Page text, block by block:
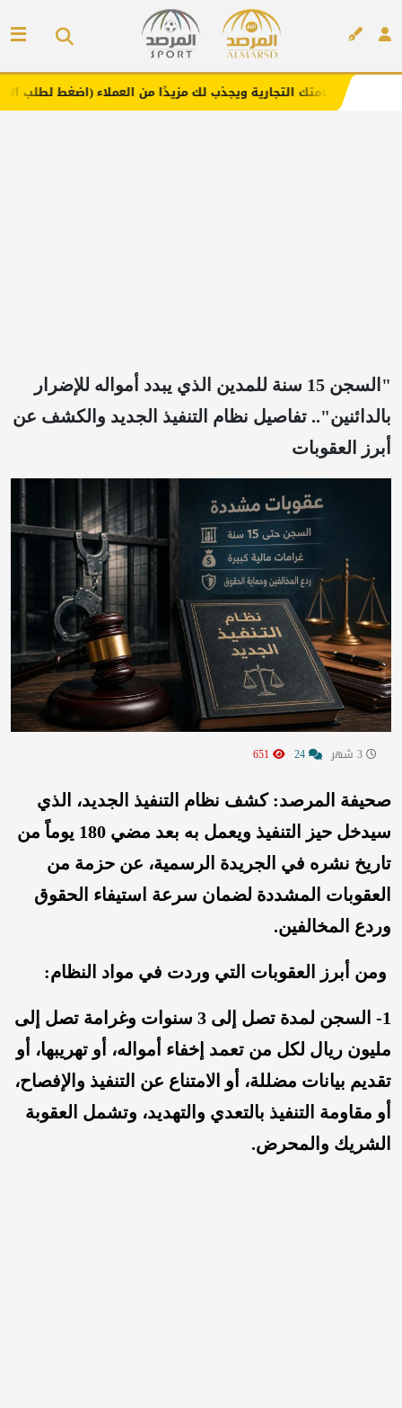
التجارية ويجذب لك مزيدًا من العملاء (اضغط لطلب الإعلان)
"السجن 15 سنة للمدين الذي يبدد أمواله للإضرار
بالدائنين".. تفاصيل نظام التنفيذ الجديد والكشف عن
أبرز العقوبات
صحيفة المرصد: كشف نظام التنفيذ الجديد، الذي
سيدخل حيز التنفيذ ويعمل به بعد مضي 180 يوماً من
تاريخ نشره في الجريدة الرسمية، عن حزمة من
العقوبات المشددة لضمان سرعة استيفاء الحقوق
وردع المخالفين.
ومن أبرز العقوبات التي وردت في مواد النظام:
1- السجن لمدة تصل إلى 3 سنوات وغرامة تصل إلى
مليون ريال لكل من تعمد إخفاء أمواله، أو تهريبها، أو
تقديم بيانات مضللة، أو الامتناع عن التنفيذ والإفصاح،
أو مقاومة التنفيذ بالتعدي والتهديد، وتشمل العقوبة
الشريك والمحرض.